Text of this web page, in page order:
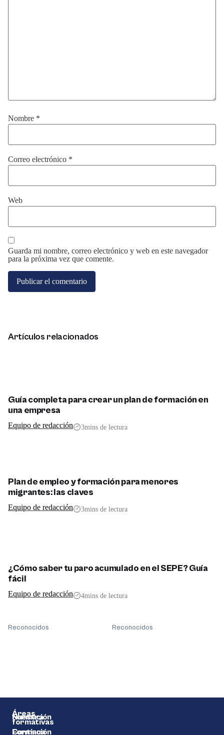
Nombre *
Correo electrónico *
Web
Guarda mi nombre, correo electrónico y web en este navegador
para la próxima vez que comente.
Artículos relacionados
Guía completa para crear un plan de formación en
una empresa
Equipo de redacción 3mins de lectura
Plan de empleo y formación para menores
migrantes: las claves
Equipo de redacción 3mins de lectura
¿Cómo saber tu paro acumulado en el SEPE? Guía
fácil
Equipo de redacción 4mins de lectura
Reconocidos Reconocidos
Áreas
formativas
Formación
Continua
Nuestra
Formación